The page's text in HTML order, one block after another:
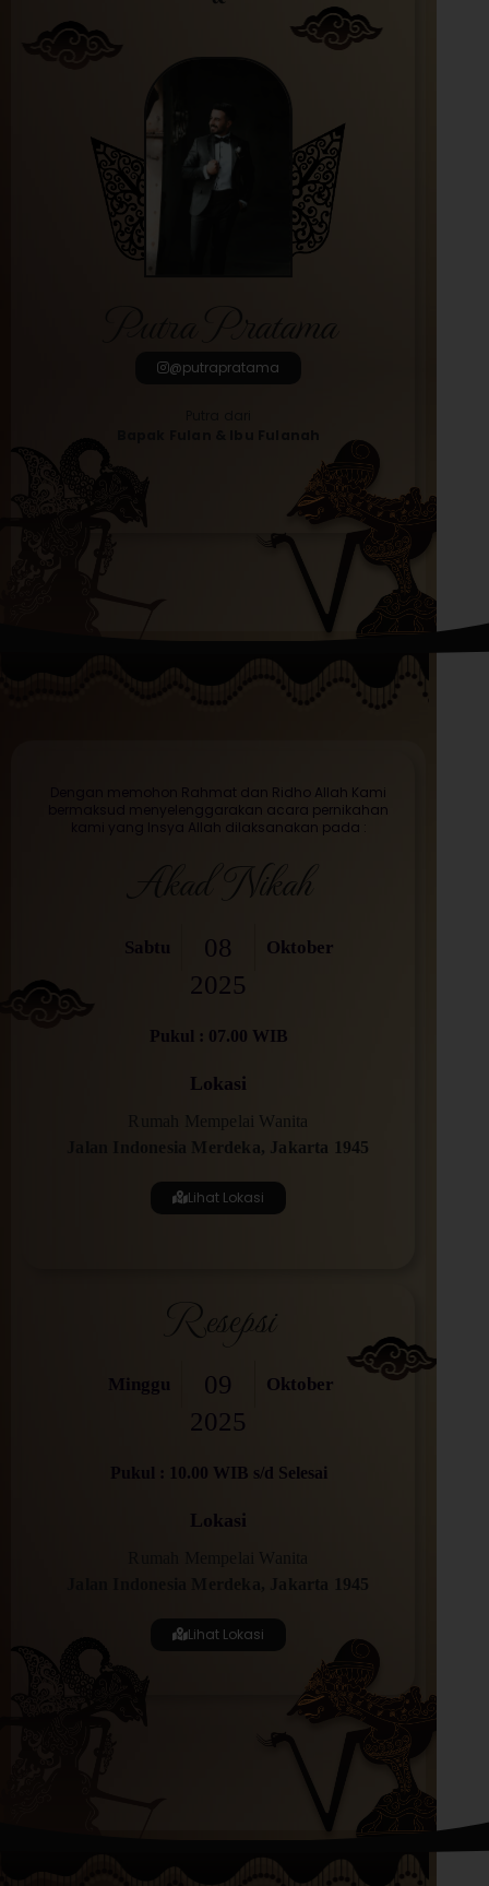
Putra Pratama
@putrapratama
Dengan memohon Rahmat dan Ridho Allah Kami
bermaksud menyelenggarakan acara pernikahan
kami yang Insya Allah dilaksanakan pada :
Akad Nikah
Sabtu 08 Oktober
2025
Pukul : 07.00 WIB
Lokasi
Rumah Mempelai Wanita
Jalan Indonesia Merdeka, Jakarta 1945
Lihat Lokasi
Resepsi
Minggu 09 Oktober
2025
Pukul : 10.00 WIB s/d Selesai
Lokasi
Rumah Mempelai Wanita
Jalan Indonesia Merdeka, Jakarta 1945
Lihat Lokasi